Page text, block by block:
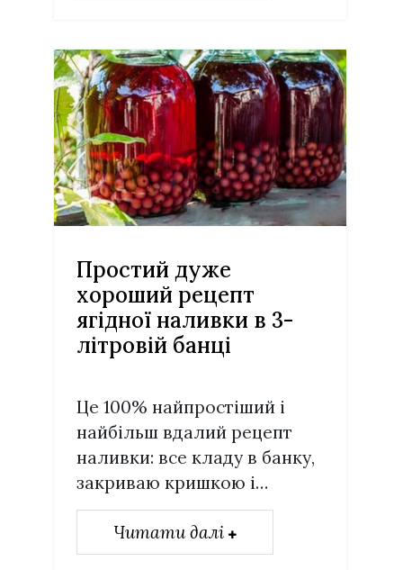
Простий дуже
хороший рецепт
ягідної наливки в 3-
літровій банці
Це 100% найпростіший і
найбільш вдалий рецепт
наливки: все кладу в банку,
закриваю кришкою і…
Читати далі